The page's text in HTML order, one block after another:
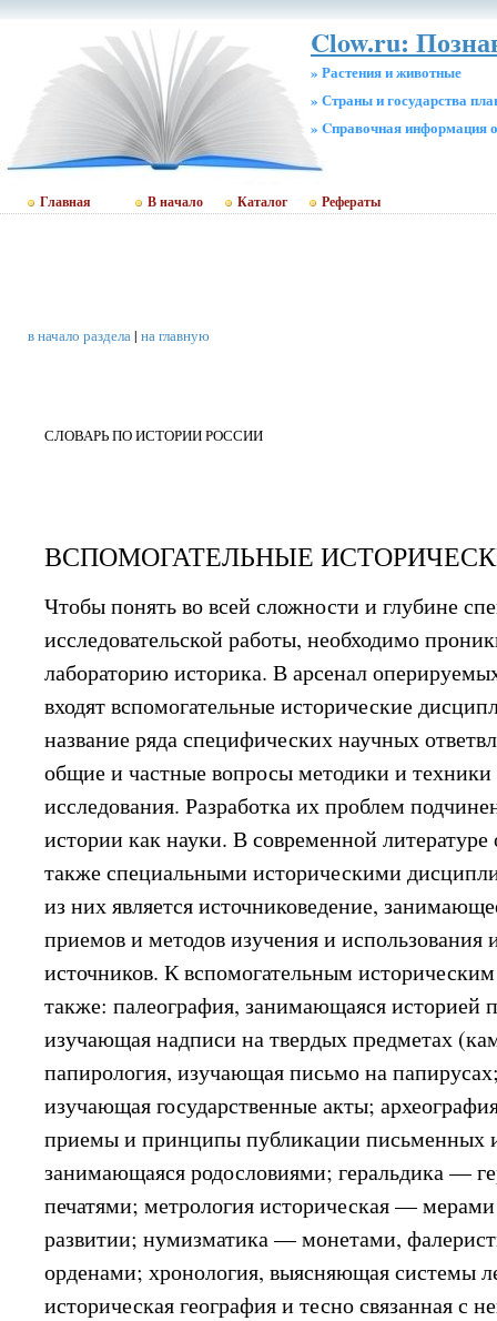
Clow.ru:
» Растения и животные
» Страны и государства
» Cправочная информация
Главная В начало Каталог Рефераты
в начало раздела| на главную
СЛОВАРЬ ПО ИСТОРИИ РОССИИ
ВСПОМОГАТЕЛЬНЫЕ
Чтобы понять во всей сложности и глубине
исследовательской работы, необходимо
лабораторию историка. В арсенал
входят вспомогательные исторические
название ряда специфических научных
общие и частные вопросы методики и техники
исследования. Разработка их проблем
истории как науки. В современной
также специальными историческими
из них является источниковедение,
приемов и методов изучения и использования
источников. К вспомогательным
также: палеография, занимающаяся историей
изучающая надписи на твердых предметах
папирология, изучающая письмо на
изучающая государственные акты;
приемы и принципы публикации письменных
занимающаяся родословиями; геральдика —
печатями; метрология историческая —
развитии; нумизматика — монетами,
орденами; хронология, выясняющая системы
историческая география и тесно связанная с